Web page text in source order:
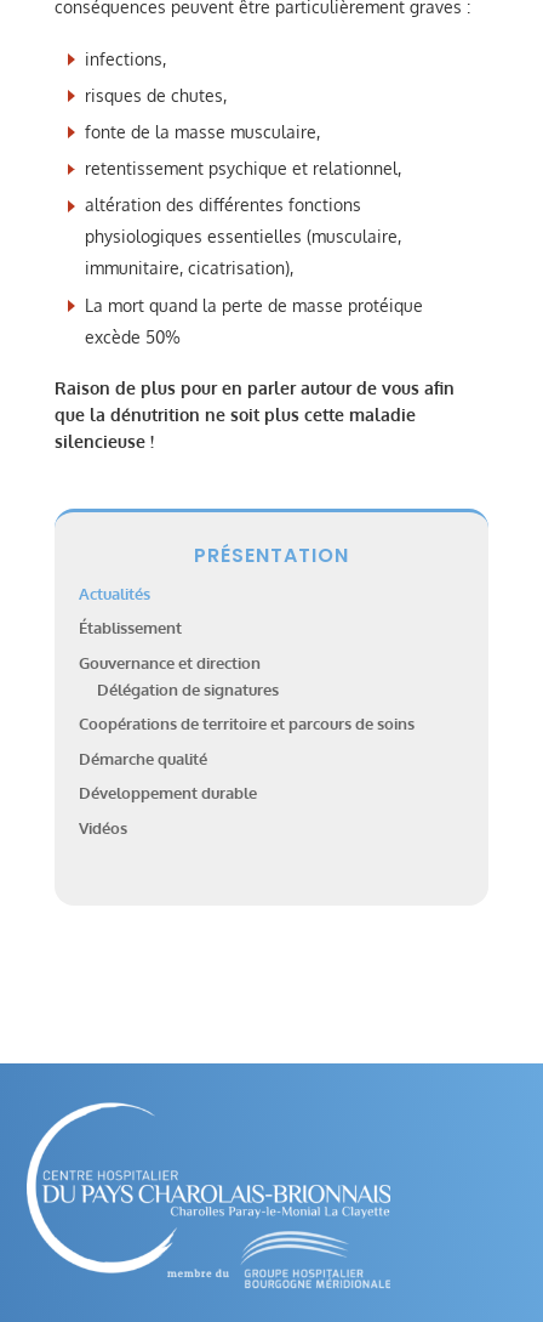
conséquences peuvent être particulièrement graves :
infections,
risques de chutes,
fonte de la masse musculaire,
retentissement psychique et relationnel,
altération des différentes fonctions
physiologiques essentielles (musculaire,
immunitaire, cicatrisation),
La mort quand la perte de masse protéique
excède 50%
Raison de plus pour en parler autour de vous afin
que la dénutrition ne soit plus cette maladie
silencieuse !
PRÉSENTATION
Actualités
Établissement
Gouvernance et direction
Délégation de signatures
Coopérations de territoire et parcours de soins
Démarche qualité
Développement durable
Vidéos